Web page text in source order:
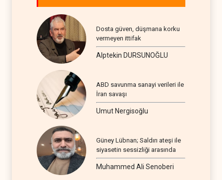
Dosta güven, düşmana korku
vermeyen ittifak
Alptekin DURSUNOĞLU
ABD savunma sanayi verileri ile
İran savaşı
Umut Nergisoğlu
Güney Lübnan; Saldırı ateşi ile
siyasetin sessizliği arasında
Muhammed Ali Senoberi